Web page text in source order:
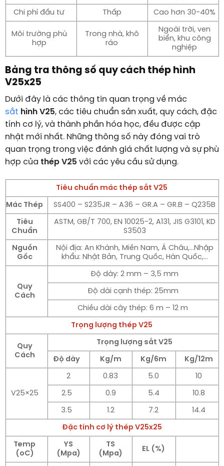
Chi phí đầu tư Thấp Cao hơn 30-40%
Môi trường phù
hợp
Trong nhà, khô
ráo
Ngoài trời, ven
biển, khu công
nghiệp
Bảng tra thông số quy cách thép hình
V25x25
Dưới đây là các thông tin quan trọng về mác
sắt hình V25, các tiêu chuẩn sản xuất, quy cách, đặc
tính cơ lý, và thành phần hóa học, đều được cập
nhật mới nhất. Những thông số này đóng vai trò
quan trọng trong việc đánh giá chất lượng và sự phù
hợp của thép V25 với các yêu cầu sử dụng.
Tiêu chuẩn mác thép sắt V25
Mác Thép SS400 – S235JR – A36 – GR.A – GR.B – Q235B
Tiêu
Chuẩn
ASTM, GB/T 700, EN 10025-2, A131, JIS G3101, KD
S3503
Nguồn
Gốc
Nội địa: An Khánh, Miền Nam, Á Châu,…Nhập
khẩu: Nhật Bản, Trung Quốc, Hàn Quốc,…
Quy
Cách
Độ dày: 2 mm – 3,5 mm
Độ dài cạnh thép: 25mm
Chiều dài cây thép: 6 m – 12 m
Trọng lượng thép V25
Quy
Cách
Trọng lượng sắt V25
Độ dày Kg/m Kg/6m Kg/12m
V25×25
2 0.83 5.0 10
2.5 0.9 5.4 10.8
3.5 1.2 7.2 14.4
Đặc tính cơ lý thép V25x25
Temp
(oC)
YS
(Mpa)
TS
(Mpa)
EL (%)